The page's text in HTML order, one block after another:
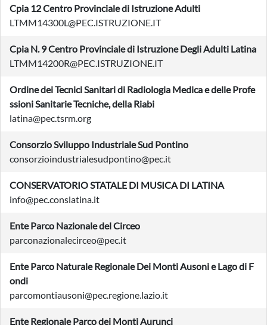
Cpia 12 Centro Provinciale di Istruzione Adulti
LTMM14300L@PEC.ISTRUZIONE.IT
Cpia N. 9 Centro Provinciale di Istruzione Degli Adulti Latina
LTMM14200R@PEC.ISTRUZIONE.IT
Ordine dei Tecnici Sanitari di Radiologia Medica e delle Profe
ssioni Sanitarie Tecniche, della Riabi
latina@pec.tsrm.org
Consorzio Sviluppo Industriale Sud Pontino
consorzioindustrialesudpontino@pec.it
CONSERVATORIO STATALE DI MUSICA DI LATINA
info@pec.conslatina.it
Ente Parco Nazionale del Circeo
parconazionalecirceo@pec.it
Ente Parco Naturale Regionale Dei Monti Ausoni e Lago di F
ondi
parcomontiausoni@pec.regione.lazio.it
Ente Regionale Parco dei Monti Aurunci